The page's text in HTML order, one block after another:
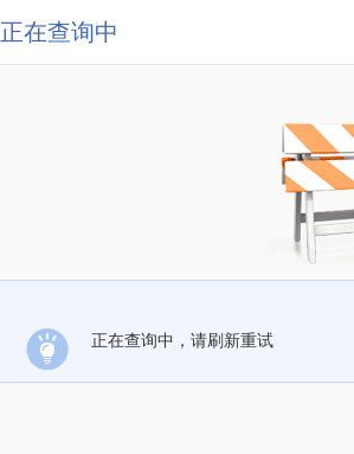
正在查询中
正在查询中，请刷新重试